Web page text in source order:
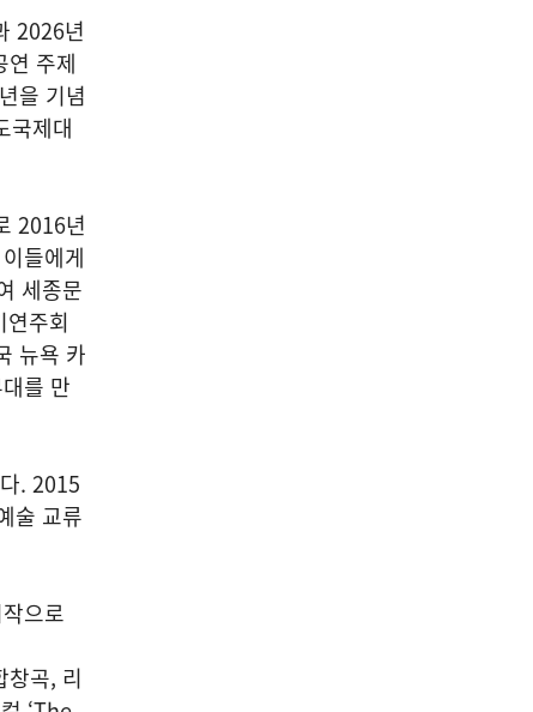
2026년
연 주제
을 기념
국제대
2016년
들에게
세종문
주회
뉴욕 카
를 만
. 2015
술 교류
으로
창곡, 리